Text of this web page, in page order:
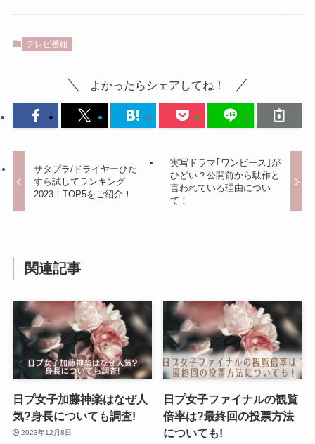
テレビ番組
よかったらシェアしてね！
サタプラ/ドライヤーひた
すら試してランキング
2023！TOP5をご紹介！
実写ドラマ｢ワンピース｣が
ひどい？公開前から駄作と
言われている理由につい
て！
関連記事
日プ女子加藤神楽はなぜ人
気?身長についても調査!
2023年12月8日
日プ女子ファイナルの観覧
倍率は?最終回の投票方法
についても!